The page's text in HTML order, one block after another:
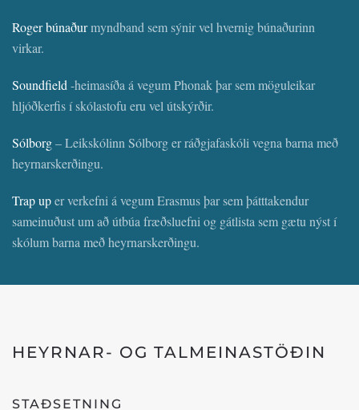
Roger búnaðurmyndband sem sýnir vel hvernig búnaðurinn
virkar.
Soundfield -heimasíða á vegum Phonak þar sem möguleikar
hljóðkerfis í skólastofu eru vel útskýrðir.
Sólborg– Leikskólinn Sólborg er ráðgjafaskóli vegna barna með
heyrnarskerðingu.
Trap uper verkefni á vegum Erasmus þar sem þátttakendur
sameinuðust um að útbúa fræðsluefni og gátlista sem gætu nýst í
skólum barna með heyrnarskerðingu.
HEYRNAR- OG TALMEINASTÖÐIN
STAÐSETNING